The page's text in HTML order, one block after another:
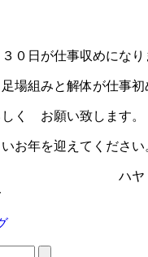
０日が仕事収めになり
場組みと解体が仕事初
く お願い致します。
お年を迎えてください
リフォ